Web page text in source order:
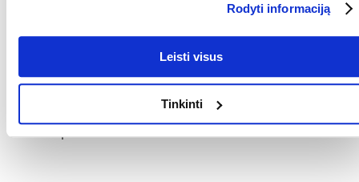
Rodyti informaciją
Leisti visus
Tinkinti
Produktą gali vertinti tik registruoti FERA.LT klientai, kurie jį
Patikrinę atsiliepimus, paskelbsime ir teigiamus, ir neigiamus
Atsiliepimai